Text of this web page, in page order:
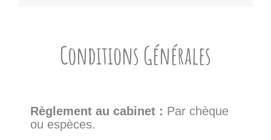
Conditions Générales
Règlement au cabinet : Par chèque
ou espèces.